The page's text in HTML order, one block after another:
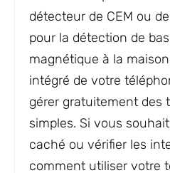
détecteur de CEM ou
pour la détection de
magnétique à la
intégré de votre
gérer gratuitement des
simples. Si vous
caché ou vérifier les
comment utiliser votre